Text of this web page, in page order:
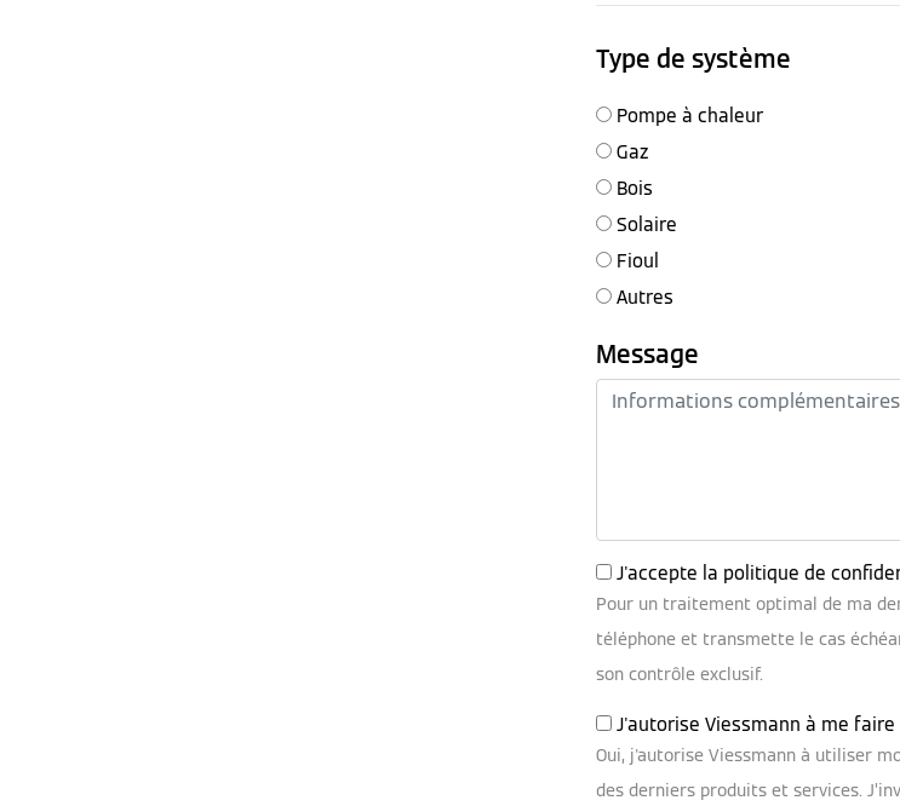
Type de système
Pompe à chaleur
Gaz
Bois
Solaire
Fioul
Autres
Message
J'accepte la politique de
Pour un traitement optimal de ma
téléphone et transmette le cas
son contrôle exclusif.
J'autorise Viessmann à me
Oui, j'autorise Viessmann à utiliser
des derniers produits et services.